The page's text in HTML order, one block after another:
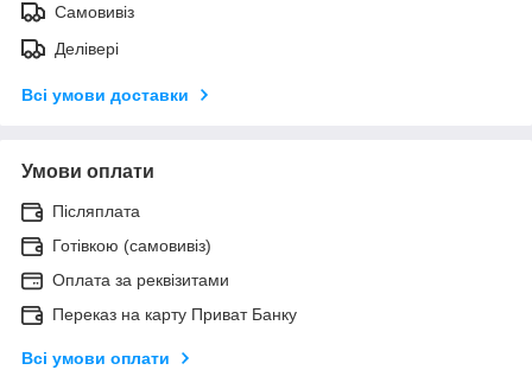
Самовивіз
Делівері
Всі умови доставки
Умови оплати
Післяплата
Готівкою (самовивіз)
Оплата за реквізитами
Переказ на карту Приват Банку
Всі умови оплати